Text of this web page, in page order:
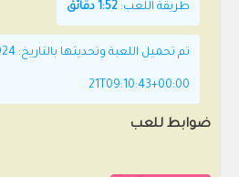
طريقة اللعب: 1:52 دقائق
21T09:10:43+00:00
ضوابط للعب